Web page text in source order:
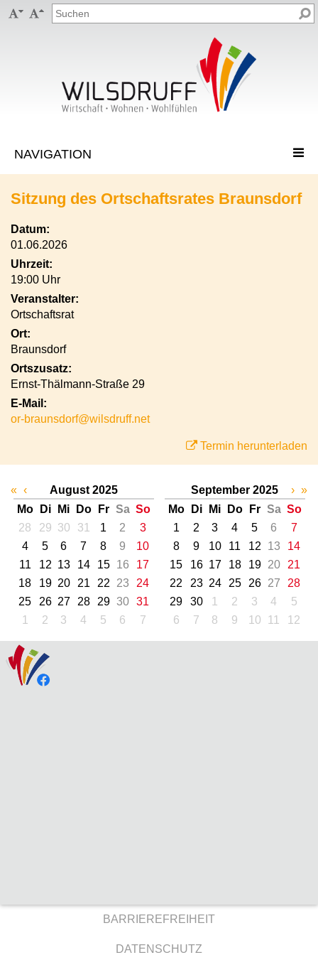
 
Sitzung des Ortschaftsrates Braunsdorf
Datum:
01.06.2026
Uhrzeit:
19:00 Uhr
Veranstalter:
Ortschaftsrat
Ort:
Braunsdorf
Ortszusatz:
Ernst-Thälmann-Straße 29
E-Mail:
or-braunsdorf@wilsdruff.net
Termin herunterladen
« ‹
August 2025
Mo
Di Mi Do Fr Sa So
28
29 30 31 1 2
3
4
5 6 7 8 9
10
11
12 13 14 15 16
17
18
19 20 21 22 23
24
25
26 27 28 29 30
31
1
2 3 4 5 6 7
September 2025
Mo
Di Mi Do Fr Sa So
1
2 3 4 5 6
7
8
9 10 11 12 13
14
15
16 17 18 19 20
21
22
23 24 25 26 27
28
29
30 1 2 3 4
5
6
7 8 9 10 11 12
› »
BARRIEREFREIHEIT
DATENSCHUTZ